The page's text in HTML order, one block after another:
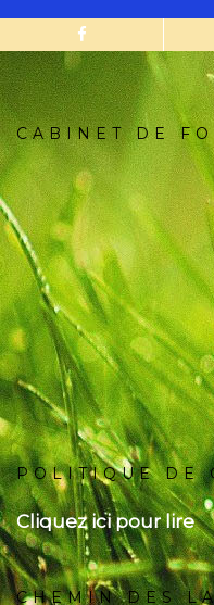
CABINET DE
POLITIQUE DE
Cliquez ici pour lire
CHEMIN DES